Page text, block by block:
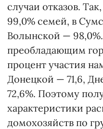
случаи отказов.
99,0% семей, в
Волынской — 98,0%.
преобладающим
процент участия
Донецкой — 71,6,
72,6%. Поэтому
характеристики
домохозяйств по